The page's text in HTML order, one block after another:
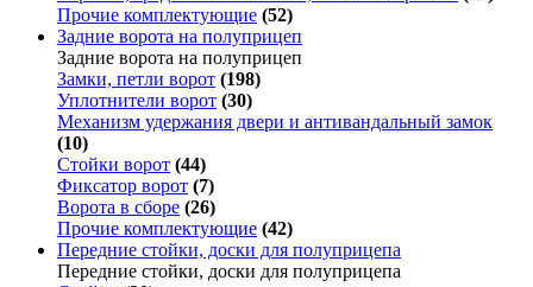
Прочие комплектующие (52)
Задние ворота на полуприцеп
Задние ворота на полуприцеп
Замки, петли ворот (198)
Уплотнители ворот (30)
Механизм удержания двери и антивандальный замок
(10)
Стойки ворот (44)
Фиксатор ворот (7)
Ворота в сборе (26)
Прочие комплектующие (42)
Передние стойки, доски для полуприцепа
Передние стойки, доски для полуприцепа